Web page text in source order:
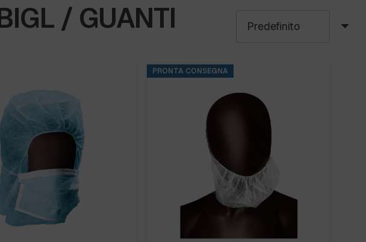
/ GUANTI
PRONTA CONSEGNA